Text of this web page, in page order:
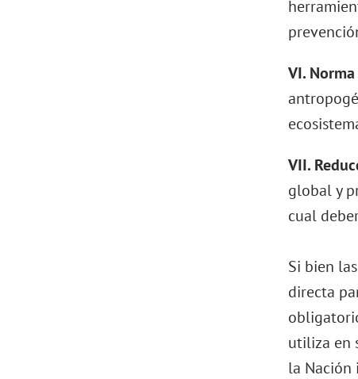
VI.
VII.
global y
cual
Si bien
directa
utiliza en
la Nación